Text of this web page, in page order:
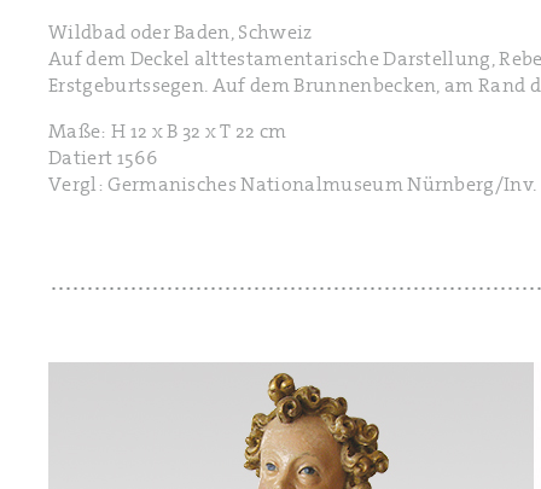
Wildbad oder Baden, Schweiz
Auf dem Deckel alttestamentarische Darstellung,
Erstgeburtssegen. Auf dem Brunnenbecken, am
Maße: H 12 x B 32 x T 22 cm
Datiert 1566
Vergl: Germanisches Nationalmuseum Nürnberg/Inv.